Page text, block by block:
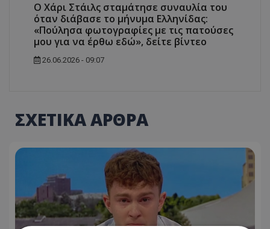
Ο Χάρι Στάιλς σταμάτησε συναυλία του
όταν διάβασε το μήνυμα Ελληνίδας:
«Πούλησα φωτογραφίες με τις πατούσες
μου για να έρθω εδώ», δείτε βίντεο
26.06.2026 - 09:07
ΣΧΕΤΙΚΑ ΑΡΘΡΑ